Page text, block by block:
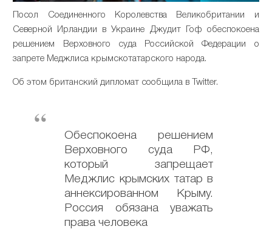
Посол Соединенного Королевства Великобритании и
Северной Ирландии в Украине Джудит Гоф обеспокоена
решением Верховного суда Российской Федерации о
запрете Меджлиса крымскотатарского народа.
Об этом британский дипломат сообщила в Twitter.
Обеспокоена решением
Верховного суда РФ,
который запрещает
Меджлис крымских татар в
аннексированном Крыму.
Россия обязана уважать
права человека